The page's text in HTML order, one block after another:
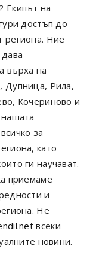
Екипът на
достъп до
региона. Ние
върха на
Дупница, Рила,
Кочериново и
за
като
ги научават.
приемаме
и
Не
всеки
новини.